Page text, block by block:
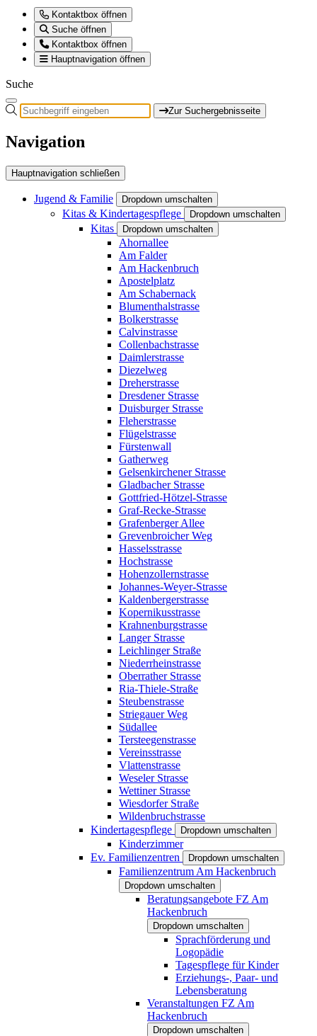
Kontaktbox öffnen
Suche öffnen
Kontaktbox öffnen
Hauptnavigation öffnen
Suche
Zur Suchergebnisseite
Navigation
Hauptnavigation schließen
Jugend & Familie Dropdown umschalten
Kitas & Kindertagespflege Dropdown umschalten
Kitas Dropdown umschalten
Ahornallee
Am Falder
Am Hackenbruch
Apostelplatz
Am Schabernack
Blumenthalstrasse
Bolkerstrasse
Calvinstrasse
Collenbachstrasse
Daimlerstrasse
Diezelweg
Dreherstrasse
Dresdener Strasse
Duisburger Strasse
Fleherstrasse
Flügelstrasse
Fürstenwall
Gatherweg
Gelsenkirchener Strasse
Gladbacher Strasse
Gottfried-Hötzel-Strasse
Graf-Recke-Strasse
Grafenberger Allee
Grevenbroicher Weg
Hasselsstrasse
Hochstrasse
Hohenzollernstrasse
Johannes-Weyer-Strasse
Kaldenbergerstrasse
Kopernikusstrasse
Krahnenburgstrasse
Langer Strasse
Leichlinger Straße
Niederrheinstrasse
Oberrather Strasse
Ria-Thiele-Straße
Steubenstrasse
Striegauer Weg
Südallee
Tersteegenstrasse
Vereinsstrasse
Vlattenstrasse
Weseler Strasse
Wettiner Strasse
Wiesdorfer Straße
Wildenbruchstrasse
Kindertagespflege
Dropdown umschalten
Kinderzimmer
Ev. Familienzentren
Dropdown umschalten
Familienzentrum Am Hackenbruch
Dropdown umschalten
Beratungsangebote FZ Am
Hackenbruch
Dropdown umschalten
Sprachförderung und
Logopädie
Tagespflege für Kinder
Erziehungs-, Paar- und
Lebensberatung
Veranstaltungen FZ Am
Hackenbruch
Dropdown umschalten